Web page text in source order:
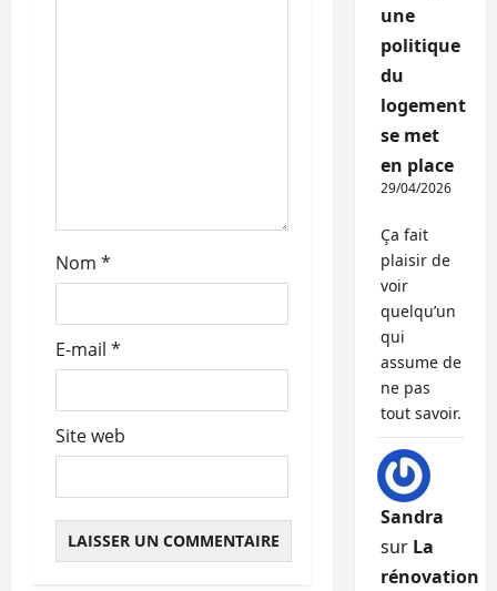
e
Nom *
E-mail *
Site web
une
politique
du
logement
se met
en place
29/04/2026
Ça fait
plaisir de
voir
quelqu’un
qui
assume de
ne pas
tout savoir.
Sandra
sur La
rénovation